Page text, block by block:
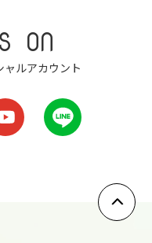
ON
ャルアカウント